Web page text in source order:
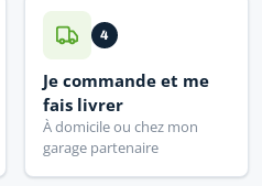
4
Je commande et me
fais livrer
À domicile ou chez mon
garage partenaire